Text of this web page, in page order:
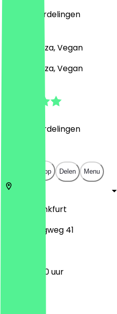
Beoordelingen
Burger, Pizza, Vegan
Burger, Pizza, Vegan
Beoordelingen
Open in app Delen Menu
Frankfurt
Grüneburgweg 41
11:30 - 22:00 uur